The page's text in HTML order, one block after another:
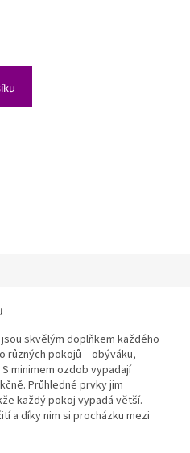
skvělým doplňkem každého
různých pokojů – obýváku,
minimem ozdob vypadají
Průhledné prvky jim
každý pokoj vypadá větší.
a díky nim si procházku mezi